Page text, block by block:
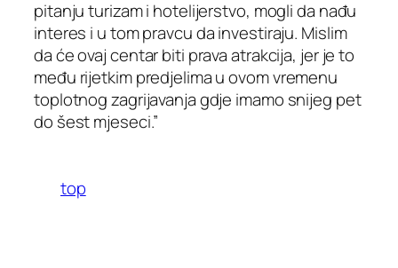
pitanju turizam i hotelijerstvo, mogli da nađu
interes i u tom pravcu da investiraju. Mislim
da će ovaj centar biti prava atrakcija, jer je to
među rijetkim predjelima u ovom vremenu
toplotnog zagrijavanja gdje imamo snijeg pet
do šest mjeseci.”
top